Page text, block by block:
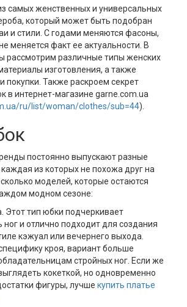
самых женственных и универсальных
который может быть подобран
и стили. С годами меняются фасоны,
меняется факт ее актуальности. В
рассмотрим различные типы женских
изготовления, а также
покупки. Также раскроем секрет
в интернет-магазине garne.com.ua
ru/list/woman/clothes/sub=44).
постоянно выпускают разные
из которых не похожа друг на
моделей, которые остаются
модном сезоне:
Этот тип юбки подчеркивает
ног и отлично подходит для создания
кэжуал или вечернего выхода.
кроя, вариант больше
стройных ног. Если же
кокеткой, но одновременно
фигуры, лучше купить платье